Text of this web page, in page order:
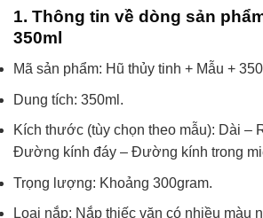
1. Thông tin về dòng sản
350ml
Mã sản phẩm: Hũ thủy tinh + Mẫu +
Dung tích: 350ml.
Kích thước (tùy chọn theo mẫu): Dài –
Đường kính đáy – Đường kính trong
Trọng lượng: Khoảng 300gram.
Loại nắp: Nắp thiếc vặn có nhiều màu